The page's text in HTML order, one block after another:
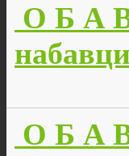
О Б А В
О Б А В